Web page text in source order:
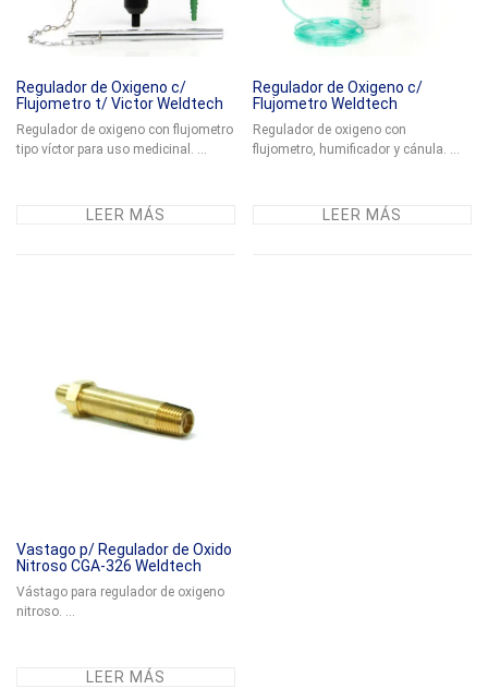
Regulador de Oxigeno c/
Flujometro t/ Victor Weldtech
Regulador de oxigeno con flujometro
tipo víctor para uso medicinal. ...
LEER MÁS
Regulador de Oxigeno c/
Flujometro Weldtech
Regulador de oxigeno con
flujometro, humificador y cánula. ...
LEER MÁS
Vastago p/ Regulador de Oxido
Nitroso CGA-326 Weldtech
Vástago para regulador de oxigeno
nitroso. ...
LEER MÁS